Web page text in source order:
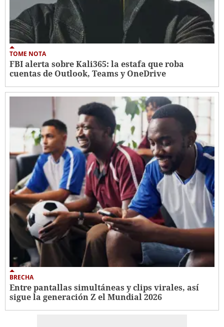
TOME NOTA
FBI alerta sobre Kali365: la estafa que roba
cuentas de Outlook, Teams y OneDrive
BRECHA
Entre pantallas simultáneas y clips virales, así
sigue la generación Z el Mundial 2026